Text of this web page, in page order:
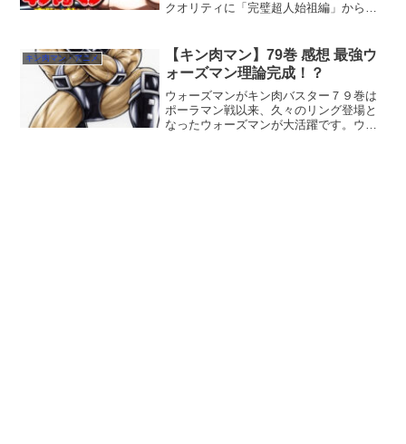
クオリティに「完璧超人始祖編」からの
キン肉マン・アニメ
【キン肉マン】79巻 感想 最強ウ
ォーズマン理論完成！？
ウォーズマンがキン肉バスター７９巻は
ポーラマン戦以来、久々のリング登場と
なったウォーズマンが大活躍です。ウォ